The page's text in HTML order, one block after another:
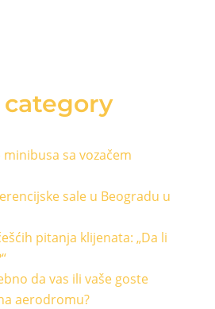
category
sa vozačem
sale u Beogradu u
pitanja klijenata: „Da li
da vas ili vaše goste
aerodromu?